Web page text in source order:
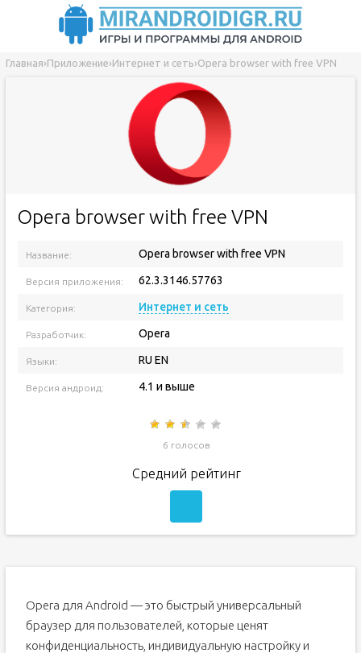
Главная›Приложение›Интернет и сеть›Opera browser with free VPN
Opera browser with free VPN
Название: Opera browser with free VPN
Версия приложения: 62.3.3146.57763
Категория: Интернет и сеть
Разработчик: Opera
Языки: RU EN
Версия андроид: 4.1 и выше
6 голосов
Средний рейтинг
Opera для Android — это быстрый универсальный
браузер для пользователей, которые ценят
конфиденциальность, индивидуальную настройку и